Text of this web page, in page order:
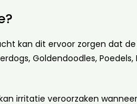
kan dit ervoor zorgen dat
Goldendoodles,
irritatie veroorzaken